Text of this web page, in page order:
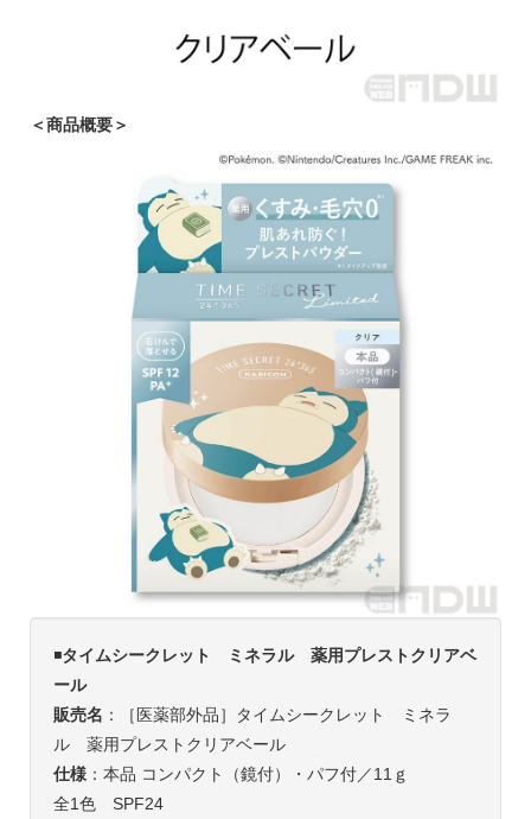
＜商品概要＞
◾️タイムシークレット ミネラル 薬用プレストクリアベ
ール
販売名 ：［医薬部外品］タイムシークレット ミネラ
ル 薬用プレストクリアベール
仕様：本品 コンパクト（鏡付）・パフ付／11ｇ
全1色 SPF24